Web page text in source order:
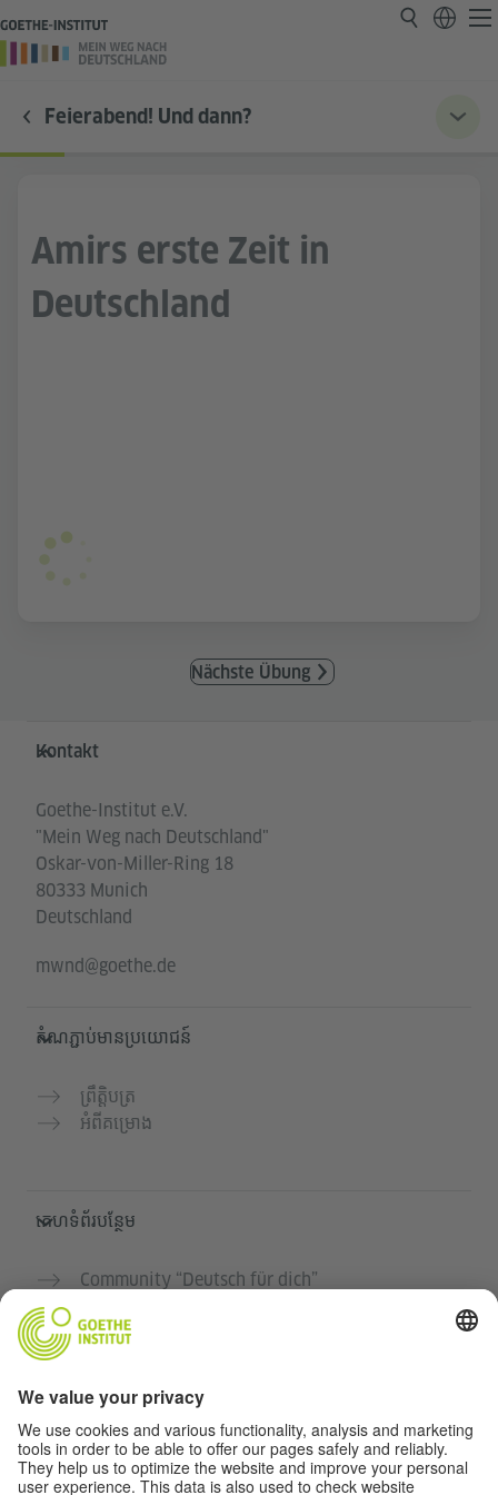
Feierabend! Und dann?
Amirs erste Zeit in
Deutschland
Nächste Übung
Service- und Informationsbereich
Kontakt
Goethe-Institut e.V.
"Mein Weg nach Deutschland"
Oskar-von-Miller-Ring 18
80333 Munich
Deutschland
mwnd@goethe.de
តំណភ្ជាប់មានប្រយោជន៍
ព្រឹត្តិបត្រ
អំពីគម្រោង
គេហទំព័របន្ថែម
Community “Deutsch für dich”
វគ្គសិក្សាភាសាអាល្លឺម៉ង់របស់ Goethe-Institut
ភាពឯកជន និងការចូលដំណើរការដោយគ្មានឧបសគ្គ